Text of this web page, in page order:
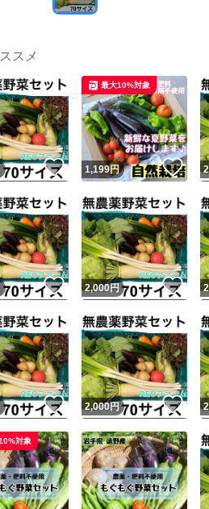
スメ
いいね！
1,199円 い
最大10%対象
いいね！
2,000円 い
いいね！
2,000円 い
対象